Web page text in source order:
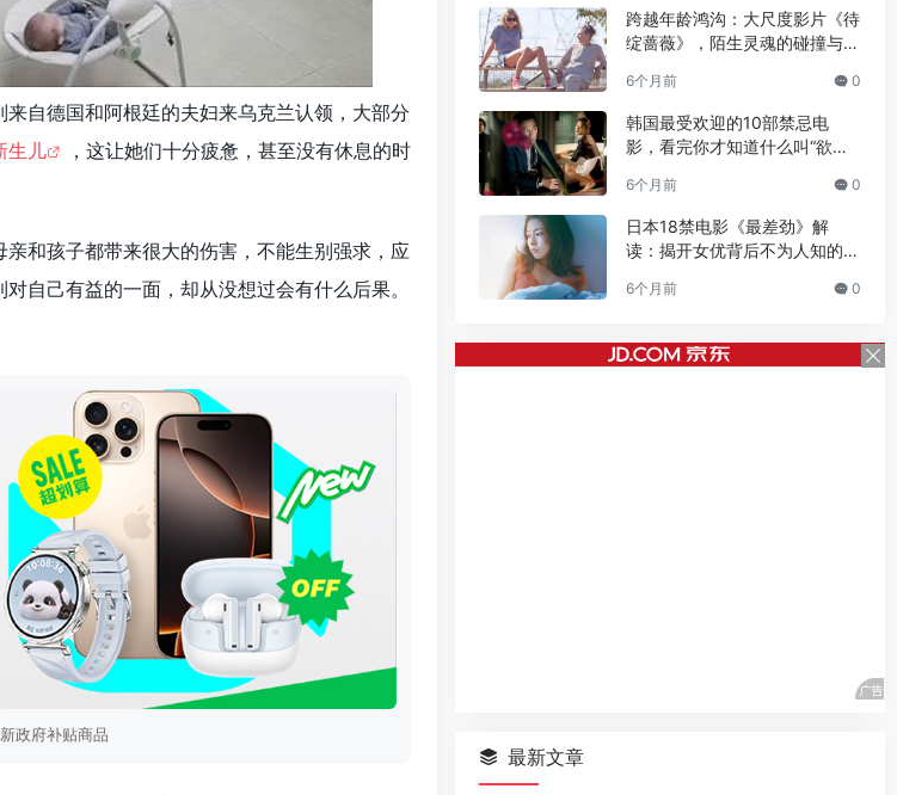
自德国和阿根廷的夫妇来乌克兰认领，大部分
生儿
，这让她们十分疲惫，甚至没有休息的时
和孩子都带来很大的伤害，不能生别强求，应
自己有益的一面，却从没想过会有什么后果。
政府补贴商品
跨越年龄鸿沟：大尺度影片《待
绽蔷薇》，陌生灵魂的碰撞与温
6个月前 0
韩国最受欢迎的10部禁忌电
影，看完你才知道什么叫“欲望
6个月前 0
日本18禁电影《最差劲》解
读：揭开女优背后不为人知的人
6个月前 0
最新文章